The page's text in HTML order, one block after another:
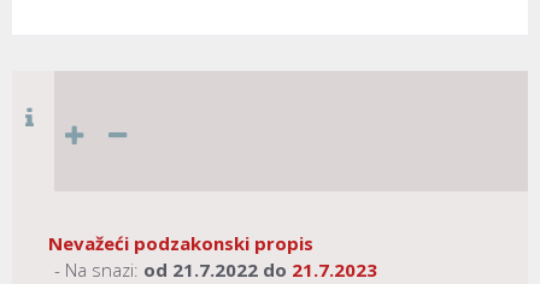
Nevažeći podzakonski propis
- Na snazi: od 21.7.2022 do 21.7.2023